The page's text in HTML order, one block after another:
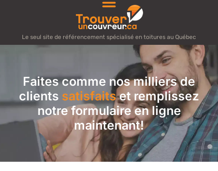
Le seul site de référencement spécialisé en toitures au Québec
Faites comme nos milliers de
clients satisfaitset remplissez
notre formulaire en ligne
maintenant!